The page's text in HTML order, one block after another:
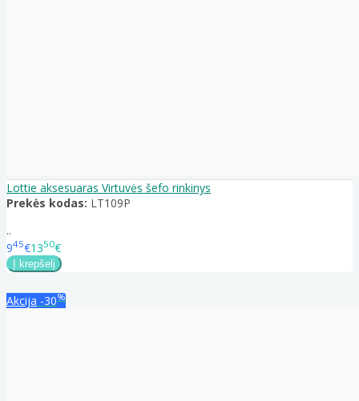
Lottie aksesuaras Virtuvės šefo rinkinys
Prekės kodas: LT109P
..
945€1350€
Akcija -30%